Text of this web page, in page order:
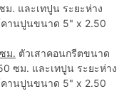
. และเทปูน ระยะห่าง
คานปูนขนาด 5" x 2.50
ม. ตัวเสาคอนกรีตขนาด
ซม. และเทปูน ระยะห่าง
คานปูนขนาด 5" x 2.50